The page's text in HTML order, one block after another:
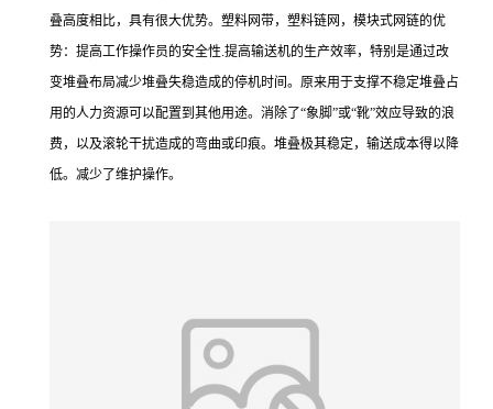
叠高度相比，具有很大优势。塑料网带，塑料链网，模块式网链的优
势：提高工作操作员的安全性.提高输送机的生产效率，特别是通过改
变堆叠布局减少堆叠失稳造成的停机时间。原来用于支撑不稳定堆叠占
用的人力资源可以配置到其他用途。消除了“象脚”或“靴”效应导致的浪
费，以及滚轮干扰造成的弯曲或印痕。堆叠极其稳定，输送成本得以降
低。减少了维护操作。